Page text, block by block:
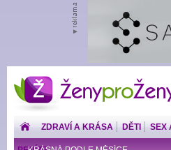
ŽenyproŽeny.cz
ZDRAVÍ A KRÁSA DĚTI SEX